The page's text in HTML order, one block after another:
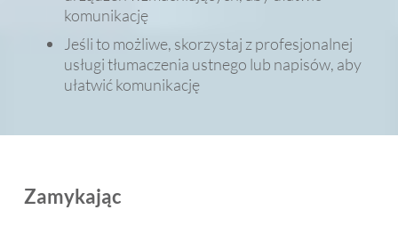
komunikację
Jeśli to możliwe, skorzystaj z profesjonalnej
usługi tłumaczenia ustnego lub napisów, aby
ułatwić komunikację
Zamykając